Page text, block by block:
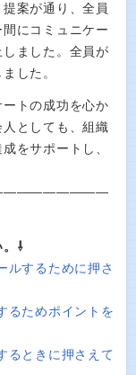
案が通り、全員
にコミュニケー
ました。全員が
した。
トの成功を心か
としても、組織
をサポートし、
。⇩
ルするために押さ
るためポイントを
るときに押さえて